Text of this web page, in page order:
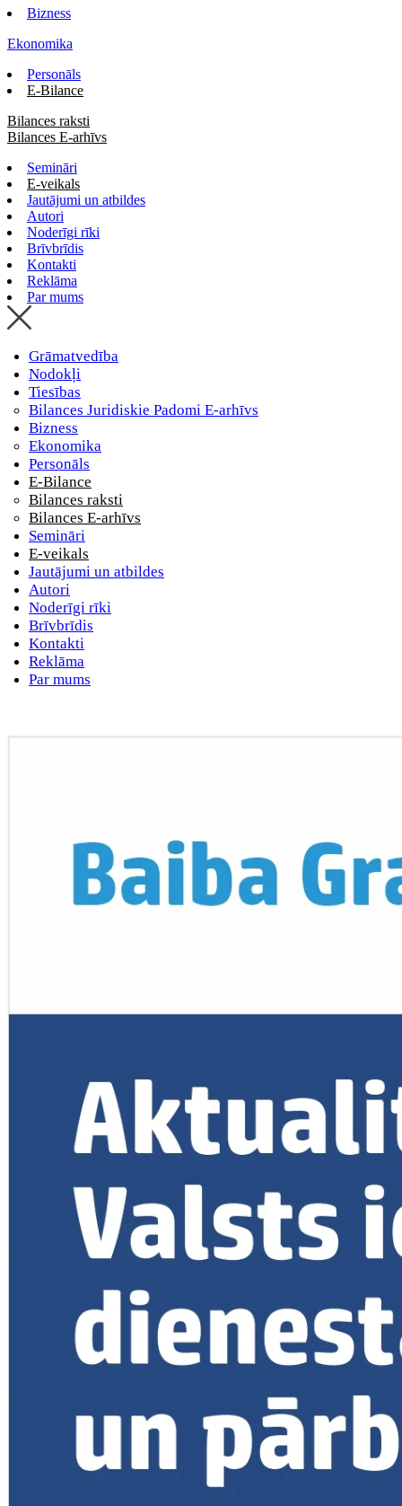
Bizness
Ekonomika
Personāls
E-Bilance
Bilances raksti
Bilances E-arhīvs
Semināri
E-veikals
Jautājumi un atbildes
Autori
Noderīgi rīki
Brīvbrīdis
Kontakti
Reklāma
Par mums
Grāmatvedība
Nodokļi
Tiesības
Bilances Juridiskie Padomi E-arhīvs
Bizness
Ekonomika
Personāls
E-Bilance
Bilances raksti
Bilances E-arhīvs
Semināri
E-veikals
Jautājumi un atbildes
Autori
Noderīgi rīki
Brīvbrīdis
Kontakti
Reklāma
Par mums